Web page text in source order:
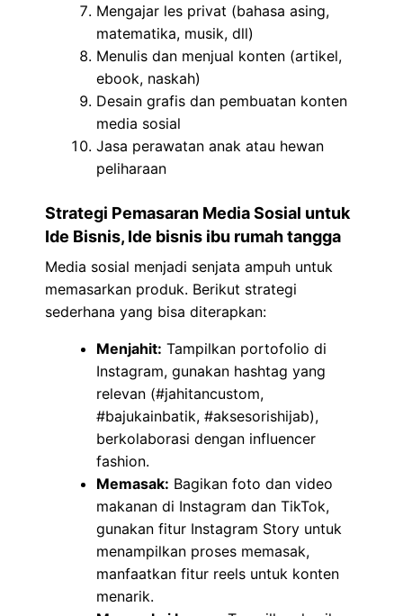
Mengajar les privat (bahasa asing,
matematika, musik, dll)
Menulis dan menjual konten (artikel,
ebook, naskah)
Desain grafis dan pembuatan konten
media sosial
Jasa perawatan anak atau hewan
peliharaan
Strategi Pemasaran Media Sosial untuk
Ide Bisnis, Ide bisnis ibu rumah tangga
Media sosial menjadi senjata ampuh untuk
memasarkan produk. Berikut strategi
sederhana yang bisa diterapkan:
Menjahit: Tampilkan portofolio di
Instagram, gunakan hashtag yang
relevan (#jahitancustom,
#bajukainbatik, #aksesorishijab),
berkolaborasi dengan influencer
fashion.
Memasak: Bagikan foto dan video
makanan di Instagram dan TikTok,
gunakan fitur Instagram Story untuk
menampilkan proses memasak,
manfaatkan fitur reels untuk konten
menarik.